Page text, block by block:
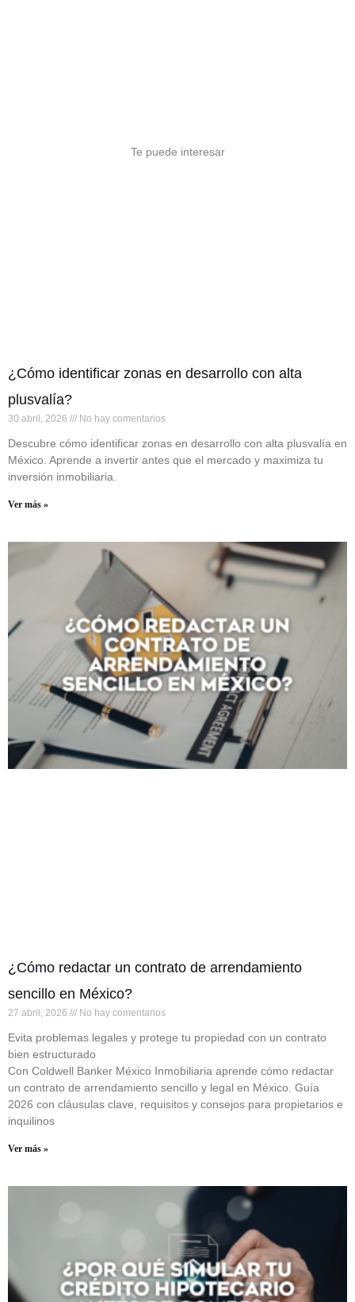
Te puede interesar
¿Cómo identificar zonas en desarrollo con alta
plusvalía?
30 abril, 2026 No hay comentarios
Descubre cómo identificar zonas en desarrollo con alta plusvalía en
México. Aprende a invertir antes que el mercado y maximiza tu
inversión inmobiliaria.
Ver más »
¿Cómo redactar un contrato de arrendamiento
sencillo en México?
27 abril, 2026 No hay comentarios
Evita problemas legales y protege tu propiedad con un contrato
bien estructurado
Con Coldwell Banker México Inmobiliaria aprende cómo redactar
un contrato de arrendamiento sencillo y legal en México. Guía
2026 con cláusulas clave, requisitos y consejos para propietarios e
inquilinos
Ver más »